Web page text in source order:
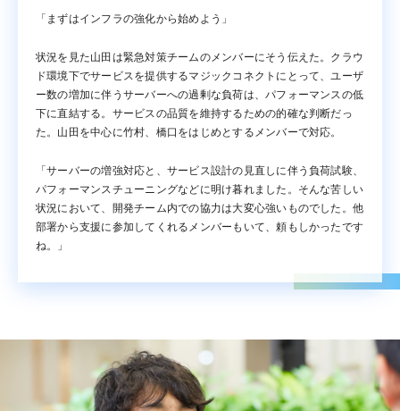
「まずはインフラの強化から始めよう」
状況を見た山田は緊急対策チームのメンバーにそう伝えた。クラウ
ド環境下でサービスを提供するマジックコネクトにとって、ユーザ
ー数の増加に伴うサーバーへの過剰な負荷は、パフォーマンスの低
下に直結する。サービスの品質を維持するための的確な判断だっ
た。山田を中心に竹村、橋口をはじめとするメンバーで対応。
「サーバーの増強対応と、サービス設計の見直しに伴う負荷試験、
パフォーマンスチューニングなどに明け暮れました。そんな苦しい
状況において、開発チーム内での協力は大変心強いものでした。他
部署から支援に参加してくれるメンバーもいて、頼もしかったです
ね。」